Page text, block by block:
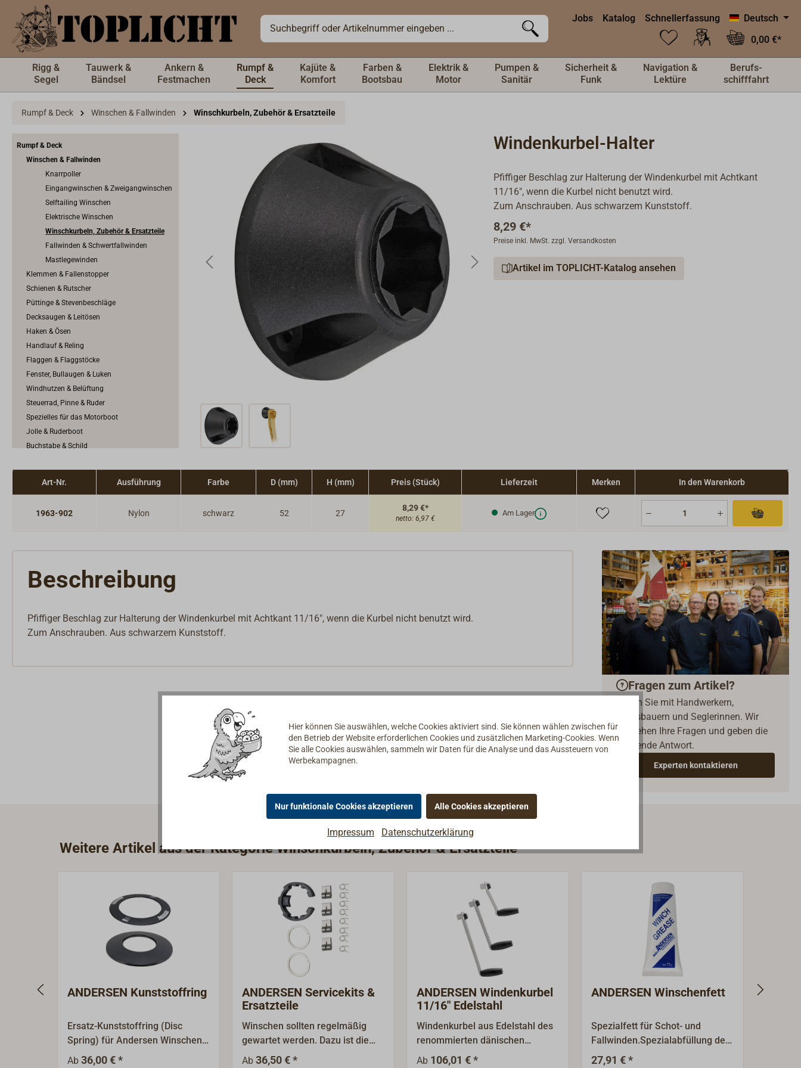
springen Jobs Katalog Schnellerfassung
Deutsch
0,00 €*
Rigg &
Segel
Tauwerk &
Bändsel
Ankern &
Festmachen
Rumpf &
Deck
Kajüte &
Komfort
Farben &
Bootsbau
Elektrik &
Motor
Pumpen &
Sanitär
Sicherheit &
Funk
Navigation &
Lektüre
Berufs-
schifffahrt
Rumpf & Deck Winschen & Fallwinden Winschkurbeln, Zubehör & Ersatzteile
Rumpf & Deck
Winschen & Fallwinden
Knarrpoller
Eingangwinschen & Zweigangwinschen
Selftailing Winschen
Elektrische Winschen
Winschkurbeln, Zubehör & Ersatzteile
Fallwinden & Schwertfallwinden
Mastlegewinden
Klemmen & Fallenstopper
Schienen & Rutscher
Püttinge & Stevenbeschläge
Decksaugen & Leitösen
Haken & Ösen
Handlauf & Reling
Flaggen & Flaggstöcke
Fenster, Bullaugen & Luken
Windhutzen & Belüftung
Steuerrad, Pinne & Ruder
Spezielles für das Motorboot
Jolle & Ruderboot
Buchstabe & Schild
Windenkurbel-Halter
Pfiffiger Beschlag zur Halterung der Windenkurbel mit Achtkant
11/16", wenn die Kurbel nicht benutzt wird.
Zum Anschrauben. Aus schwarzem Kunststoff.
8,29 €*
Preise inkl. MwSt. zzgl. Versandkosten
Artikel im TOPLICHT-Katalog ansehen
Art-Nr. Ausführung Farbe D (mm) H (mm) Preis (Stück) Lieferzeit Merken In den Warenkorb
1963-902 Nylon schwarz 52 27
8,29 €*
netto: 6,97 €
Am Lager
Beschreibung
Pfiffiger Beschlag zur Halterung der Windenkurbel mit Achtkant 11/16", wenn die Kurbel nicht benutzt wird.
Zum Anschrauben. Aus schwarzem Kunststoff.
Fragen zum Artikel?
Reden Sie mit Handwerkern,
Bootsbauern und Seglerinnen. Wir
verstehen Ihre Fragen und geben die
passende Antwort.
Experten kontaktieren
Weitere Artikel aus der Kategorie Winschkurbeln, Zubehör & Ersatzteile
ANDERSEN Kunststoffring
Ersatz-Kunststoffring (Disc
Spring) für Andersen Winschen.
Die Größe der Ringe variiert ja
Ab 36,00 € *
ANDERSEN Servicekits &
Ersatzteile
Winschen sollten regelmäßig
gewartet werden. Dazu ist die
Trommel abzunehmen und das
Ab 36,50 € *
ANDERSEN Windenkurbel
11/16" Edelstahl
Windenkurbel aus Edelstahl des
renommierten dänischen
Windenherstellers
Ab 106,01 € *
ANDERSEN Winschenfett
Spezialfett für Schot- und
Fallwinden.Spezialabfüllung des
Markenherstellers ANDERSEN,
27,91 € *
Hier können Sie auswählen, welche Cookies aktiviert sind. Sie können wählen zwischen für
den Betrieb der Website erforderlichen Cookies und zusätzlichen Marketing-Cookies. Wenn
Sie alle Cookies auswählen, sammeln wir Daten für die Analyse und das Aussteuern von
Werbekampagnen.
Nur funktionale Cookies akzeptieren Alle Cookies akzeptieren
Impressum Datenschutzerklärung